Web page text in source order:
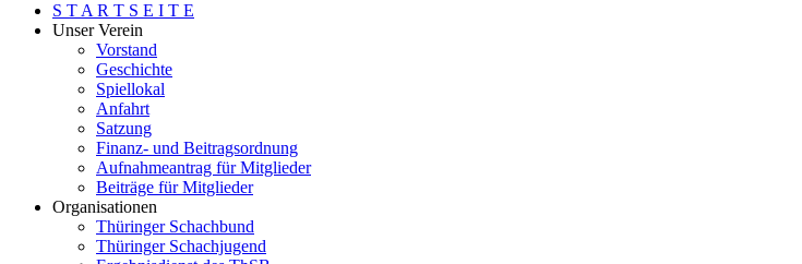
S T A R T S E I T E
Unser Verein
Vorstand
Geschichte
Spiellokal
Anfahrt
Satzung
Finanz- und Beitragsordnung
Aufnahmeantrag für Mitglieder
Beiträge für Mitglieder
Organisationen
Thüringer Schachbund
Thüringer Schachjugend